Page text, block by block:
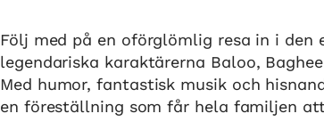
Följ med på en oförglömlig resa in i
legendariska karaktärerna Baloo,
Med humor, fantastisk musik och
en föreställning som får hela familjen